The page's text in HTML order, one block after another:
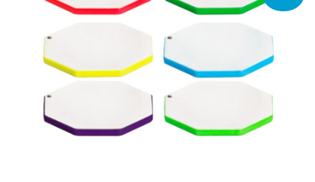
Equipos
Seguridad
Artículos Varios
Facturación
Listas de Precios